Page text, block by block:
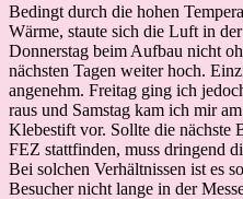
Bedingt durch die hohen
Wärme, staute sich die Luft in
Donnerstag beim Aufbau nicht
nächsten Tagen weiter hoch.
angenehm. Freitag ging ich
raus und Samstag kam ich mir
Klebestift vor. Sollte die
FEZ stattfinden, muss dringend
Bei solchen Verhältnissen ist es
Besucher nicht lange in der